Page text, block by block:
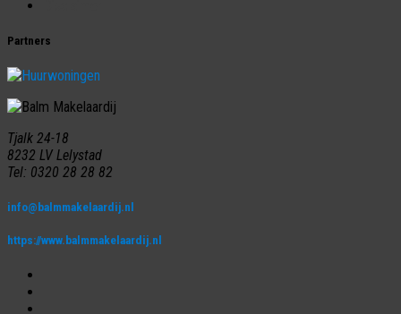
Partners
Tjalk 24-18
8232 LV Lelystad
Tel: 0320 28 28 82
info@balmmakelaardij.nl
https://www.balmmakelaardij.nl